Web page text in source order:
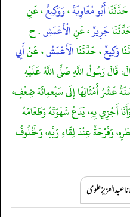
أَبُو مُعَاوِيَةَ،وَوَكِيعٌ، عَنِ
جَرِيرٌ، عَنِالْأَعْمَشِ. ح
وَكِيعٌ، حَدَّثَنَاالْأَعْمَشُ، عَنْأَبِي
قَالَ رَسُولُ اللَّهِ صَلَّى اللَّهُ عَلَيْهِ
عَشْرُ أَمْثَالِهَا إِلَى سَبْعمِائَة ضِعْفٍ،
أَجْزِي بِهِ، يَدَعُ شَهْوَتَهُ وَطَعَامَهُ
وَفَرْحَةٌ عِنْدَ لِقَاءِ رَبِّهِ، وَلَخُلُوفُ
عبدالعزیز علوی